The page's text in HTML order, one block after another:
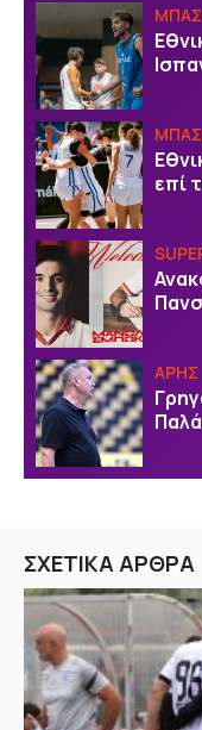
επί
ΑΡΗΣ
ΣΧΕΤΙΚΑ ΑΡΘΡΑ